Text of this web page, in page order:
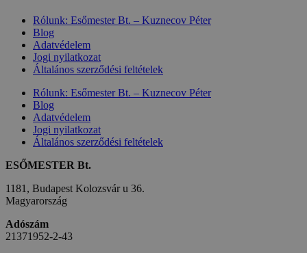
Rólunk: Esőmester Bt. – Kuznecov Péter
Blog
Adatvédelem
Jogi nyilatkozat
Általános szerződési feltételek
Rólunk: Esőmester Bt. – Kuznecov Péter
Blog
Adatvédelem
Jogi nyilatkozat
Általános szerződési feltételek
ESŐMESTER Bt.
1181, Budapest Kolozsvár u 36.
Magyarország
Adószám
21371952-2-43